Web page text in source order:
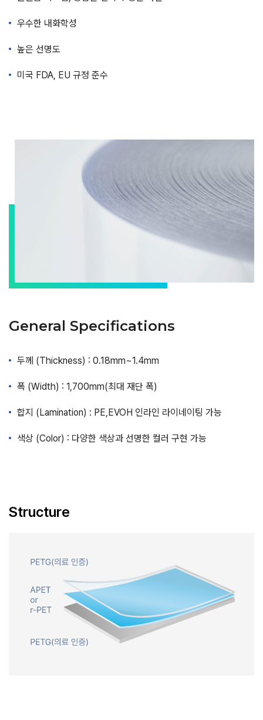
우수한 내화학성
높은 선명도
미국 FDA, EU 규정 준수
General Specifications
두께 (Thickness) : 0.18mm~1.4mm
폭 (Width) : 1,700mm(최대 재단 폭)
합지 (Lamination) : PE,EVOH 인라인 라이네이팅 가능
색상 (Color) : 다양한 색상과 선명한 컬러 구현 가능
Structure